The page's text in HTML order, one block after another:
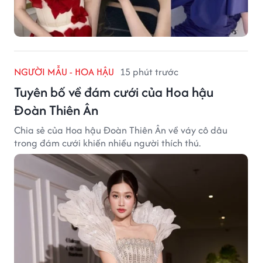
NGƯỜI MẪU - HOA HẬU 15 phút trước
Tuyên bố về đám cưới của Hoa hậu
Đoàn Thiên Ân
Chia sẻ của Hoa hậu Đoàn Thiên Ân về váy cô dâu
trong đám cưới khiến nhiều người thích thú.